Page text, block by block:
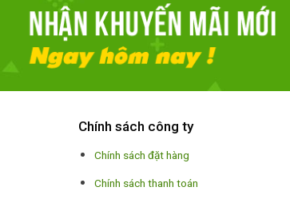
Chính sách công ty
Chính sách đặt hàng
Chính sách thanh toán